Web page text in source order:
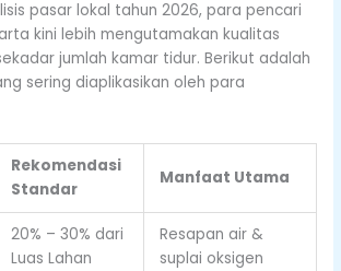
pasar lokal tahun 2026, para pencari
kini lebih mengutamakan kualitas
jumlah kamar tidur. Berikut adalah
sering diaplikasikan oleh para
Rekomendasi
Standar
Manfaat Utama
20% – 30% dari
Luas Lahan
Resapan air &
suplai oksigen